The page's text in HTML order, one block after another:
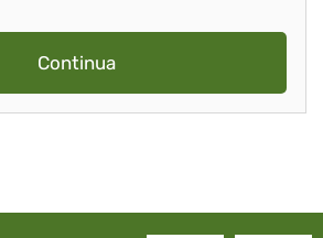
Continua